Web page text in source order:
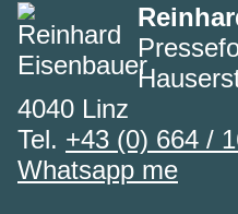
4040 Linz
Tel. +43 (0) 664 /
Whatsapp me